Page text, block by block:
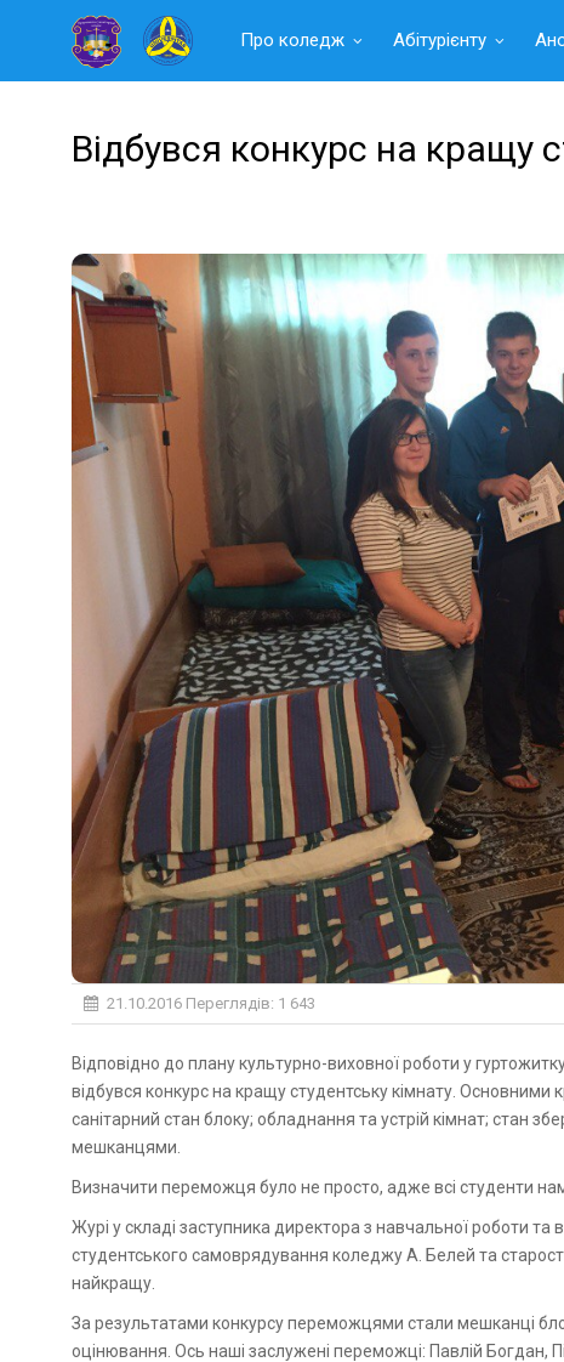
Читать
Про коледж Абітурієнту
Відбувся конкурс на кращу
21.10.2016 Переглядів: 1 643
Відповідно до плану культурно-виховної роботи у гуртожитку Природничо-гуманітарного коледжу ДВНЗ «УжНУ»
відбувся конкурс на кращу студентську кімнату. Основними
санітарний стан блоку; обладнання та устрій кімнат; стан
мешканцями.
Визначити переможця було не просто, адже всі студенти
Журі у складі заступника директора з навчальної роботи
студентського самоврядування коледжу А. Белей та
найкращу.
За результатами конкурсу переможцями стали мешканці
оцінювання. Ось наші заслужені переможці: Павлій Богдан,